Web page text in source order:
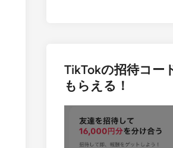
TikTokの招待コー
もらえる！